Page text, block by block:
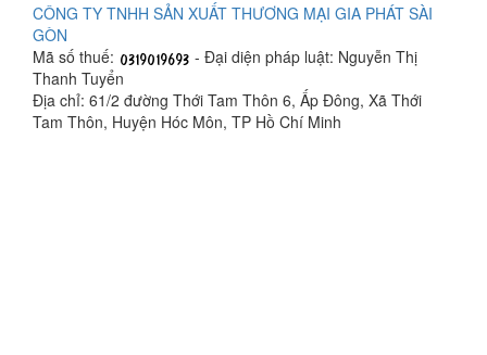
CÔNG TY TNHH SẢN XUẤT THƯƠNG MẠI GIA PHÁT SÀI
GÒN
Mã số thuế:
- Đại diện pháp luật: Nguyễn Thị
Thanh Tuyển
Địa chỉ: 61/2 đường Thới Tam Thôn 6, Ấp Đông, Xã Thới
Tam Thôn, Huyện Hóc Môn, TP Hồ Chí Minh